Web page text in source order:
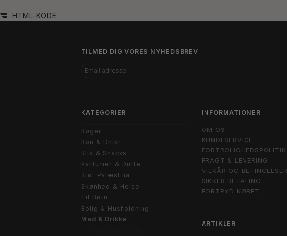
HTML-KODE
TILMED DIG VORES NYHEDSBREV
EMAIL-
ADRESSE
KATEGORIER
Bøger
Bøn & Dhikr
Slik & Snacks
Parfumer & Dufte
Støt Palæstina
Skønhed & Helse
Til Børn
Bolig & Husholdning
Mad & Drikke
INFORMATIONER
OM OS
KUNDESERVICE
FORTROLIGHEDSPOLITIK
FRAGT & LEVERING
VILKÅR OG BETINGELSER
SIKKER BETALING
FORTRYD KØBET
ARTIKLER